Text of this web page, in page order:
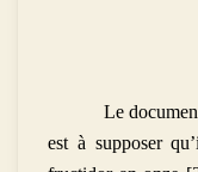
Le
est à supposer